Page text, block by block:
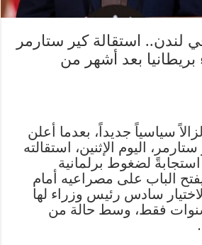
لندن.. استقالة كير ستارمر
بعد أشهر من
سياسياً جديداً، بعدما أعلن
اليوم الإثنين، استقالته
لضغوط برلمانية
الباب على مصراعيه أمام
سادس رئيس وزراء لها
فقط، وسط حالة من